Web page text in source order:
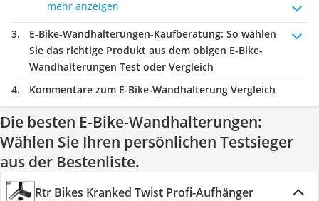
mehr anzeigen
E-Bike-Wandhalterungen-Kaufberatung: So wählen
Sie das richtige Produkt aus dem obigen E-Bike-
Wandhalterungen Test oder Vergleich
Kommentare zum E-Bike-Wandhalterung Vergleich
Die besten E-Bike-Wandhalterungen:
Wählen Sie Ihren persönlichen Testsieger
aus der Bestenliste.
Rtr Bikes Kranked Twist Profi-Aufhänger